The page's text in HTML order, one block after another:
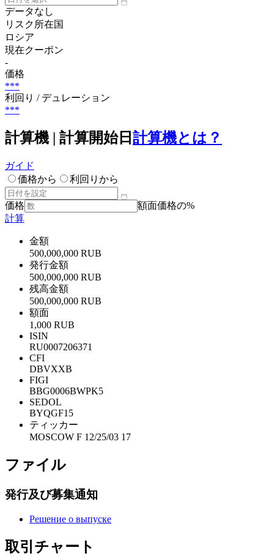
データなし
リスク所在国
ロシア
現在クーポン
-
価格
***
利回り / デュレーション
***
計算機 | 計算開始日 計算機とは？
ガイド
価格から
利回りから
価格
額面価格の%
計算
金額
500,000,000 RUB
発行金額
500,000,000 RUB
残高金額
500,000,000 RUB
額面
1,000 RUB
ISIN
RU0007206371
CFI
DBVXXB
FIGI
BBG0006BWPK5
SEDOL
BYQGF15
ティッカー
MOSCOW F 12/25/03 17
ファイル
発行及び募集通知
Решение о выпуске
取引チャート